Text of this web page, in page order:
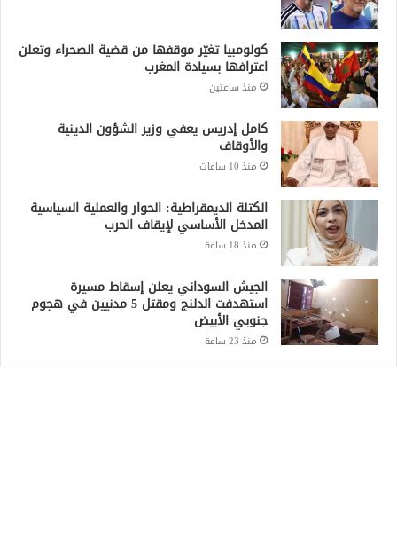
كولومبيا تغيّر موقفها من قضية الصحراء وتعلن
اعترافها بسيادة المغرب
منذ ساعتين
كامل إدريس يعفي وزير الشؤون الدينية
والأوقاف
منذ 10 ساعات
الكتلة الديمقراطية: الحوار والعملية السياسية
المدخل الأساسي لإيقاف الحرب
منذ 18 ساعة
الجيش السوداني يعلن إسقاط مسيرة
استهدفت الدلنج ومقتل 5 مدنيين في هجوم
جنوبي الأبيض
منذ 23 ساعة